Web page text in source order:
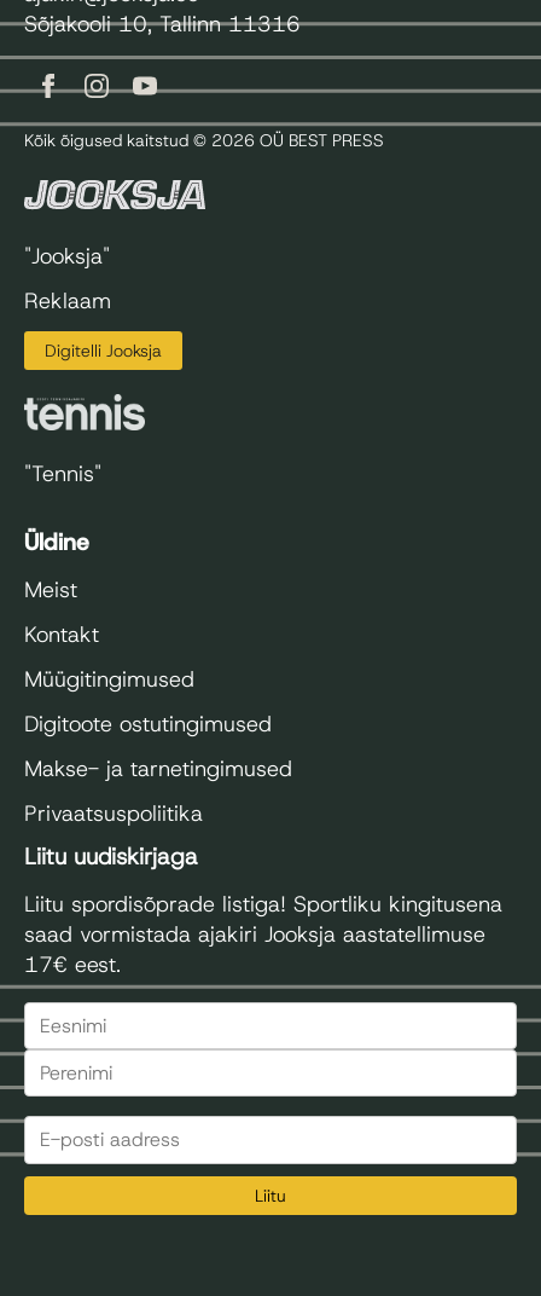
Sõjakooli 10, Tallinn 11316
Kõik õigused kaitstud © 2026 OÜ BEST PRESS
"Jooksja"
Reklaam
Digitelli Jooksja
"Tennis"
Üldine
Meist
Kontakt
Müügitingimused
Digitoote ostutingimused
Makse- ja tarnetingimused
Privaatsuspoliitika
Liitu uudiskirjaga
Liitu spordisõprade listiga! Sportliku kingitusena
saad vormistada ajakiri Jooksja aastatellimuse
17€ eest.
Liitu